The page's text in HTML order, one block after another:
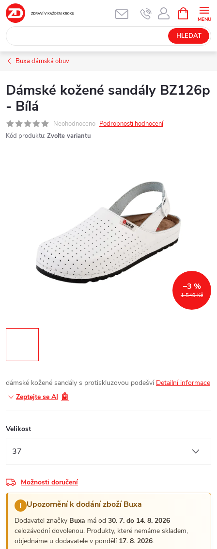
Přejít
na
obsah
HLEDAT
NÁKUPNÍ
KOŠÍK
Buxa dámská obuv
Dámské kožené sandály BZ126p
- Bílá
Neohodnoceno Podrobnosti hodnocení
Kód produktu: Zvolte variantu
1 549 Kč
–3 %
dámské kožené sandály s protiskluzovou podešví Detailní informace
Zeptejte se AI 🤖
Velikost
Možnosti doručení
! Upozornění k dodání zboží Buxa
Dodavatel značky Buxa má od 30. 7. do 14. 8. 2026
celozávodní dovolenou. Produkty, které nemáme skladem,
objednáme u dodavatele v pondělí 17. 8. 2026.